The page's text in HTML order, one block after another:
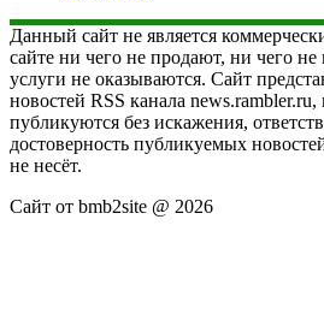
Данный сайт не является
сайте ни чего не продают, ни чего
услуги не оказываются. Сайт
новостей RSS канала
публикуются без искажения,
достоверность публикуемых
не несёт.
Сайт от bmb2site @ 2026